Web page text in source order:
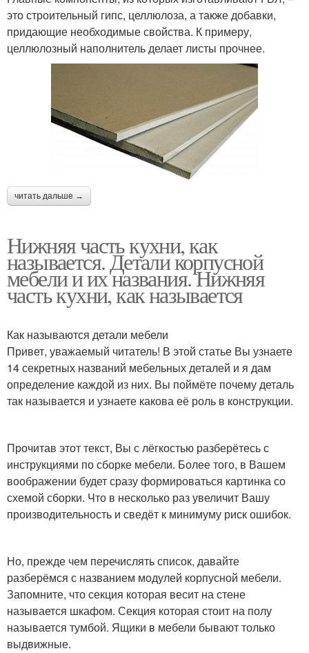
это строительный гипс, целлюлоза, а также добавки,
придающие необходимые свойства. К примеру,
целлюлозный наполнитель делает листы прочнее.
читать дальше →
Нижняя часть кухни, как
называется. Детали корпусной
мебели и их названия. Нижняя
часть кухни, как называется
Как называются детали мебели
Привет, уважаемый читатель! В этой статье Вы узнаете
14 секретных названий мебельных деталей и я дам
определение каждой из них. Вы поймёте почему деталь
так называется и узнаете какова её роль в конструкции.
Прочитав этот текст, Вы с лёгкостью разберётесь с
инструкциями по сборке мебели. Более того, в Вашем
воображении будет сразу формироваться картинка со
схемой сборки. Что в несколько раз увеличит Вашу
производительность и сведёт к минимуму риск ошибок.
Но, прежде чем перечислять список, давайте
разберёмся с названием модулей корпусной мебели.
Запомните, что секция которая весит на стене
называется шкафом. Секция которая стоит на полу
называется тумбой. Ящики в мебели бывают только
выдвижные.